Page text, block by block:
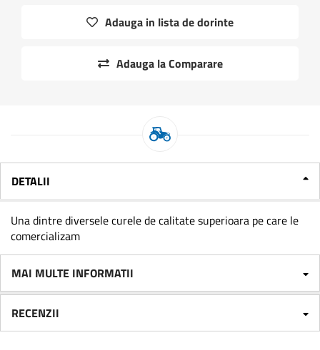
Adauga in lista de dorinte
Adauga la Comparare
DETALII
Una dintre diversele curele de calitate superioara pe care le
comercializam
MAI MULTE INFORMATII
RECENZII